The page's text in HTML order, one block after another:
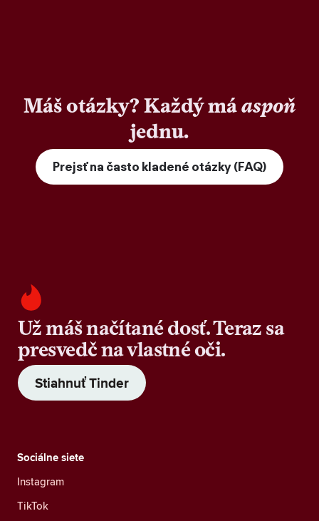
Máš otázky? Každý máaspoň
jednu.
Prejsť na často kladené otázky (FAQ)
Už máš načítané dosť. Teraz sa
presvedč na vlastné oči.
Stiahnuť Tinder
Sociálne siete
Instagram
TikTok